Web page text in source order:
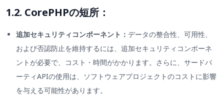
1.2. CorePHPの短所：
追加セキュリティコンポーネント： データの整合性、可用性、
および否認防止を維持するには、追加セキュリティコンポーネ
ントが必要で、コスト・時間がかかります。さらに、サードパ
ーティAPIの使用は、ソフトウェアプロジェクトのコストに影響
を与える可能性があります。